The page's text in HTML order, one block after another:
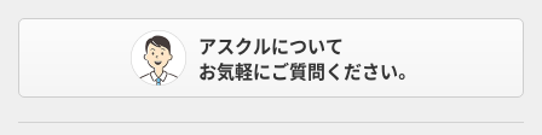
アスクルについて
お気軽にご質問ください。